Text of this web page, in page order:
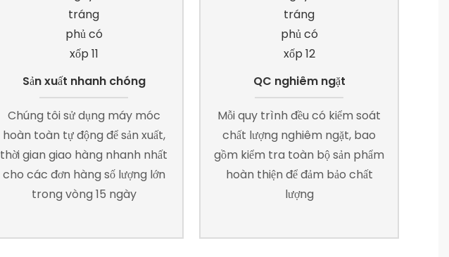
Sản xuất nhanh chóng
Chúng tôi sử dụng máy móc
hoàn toàn tự động để sản xuất,
thời gian giao hàng nhanh nhất
cho các đơn hàng số lượng lớn
trong vòng 15 ngày
QC nghiêm ngặt
Mỗi quy trình đều có kiểm soát
chất lượng nghiêm ngặt, bao
gồm kiểm tra toàn bộ sản phẩm
hoàn thiện để đảm bảo chất
lượng